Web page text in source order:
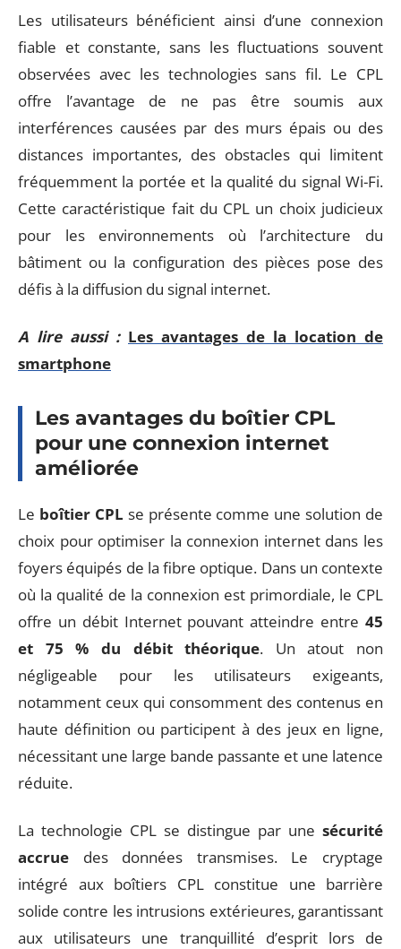
Les utilisateurs bénéficient ainsi d’une connexion
fiable et constante, sans les fluctuations souvent
observées avec les technologies sans fil. Le CPL
offre l’avantage de ne pas être soumis aux
interférences causées par des murs épais ou des
distances importantes, des obstacles qui limitent
fréquemment la portée et la qualité du signal Wi-Fi.
Cette caractéristique fait du CPL un choix judicieux
pour les environnements où l’architecture du
bâtiment ou la configuration des pièces pose des
défis à la diffusion du signal internet.
A lire aussi : Les avantages de la location de
smartphone
Les avantages du boîtier CPL
pour une connexion internet
améliorée
Le boîtier CPL se présente comme une solution de
choix pour optimiser la connexion internet dans les
foyers équipés de la fibre optique. Dans un contexte
où la qualité de la connexion est primordiale, le CPL
offre un débit Internet pouvant atteindre entre 45
et 75 % du débit théorique. Un atout non
négligeable pour les utilisateurs exigeants,
notamment ceux qui consomment des contenus en
haute définition ou participent à des jeux en ligne,
nécessitant une large bande passante et une latence
réduite.
La technologie CPL se distingue par une sécurité
accrue des données transmises. Le cryptage
intégré aux boîtiers CPL constitue une barrière
solide contre les intrusions extérieures, garantissant
aux utilisateurs une tranquillité d’esprit lors de